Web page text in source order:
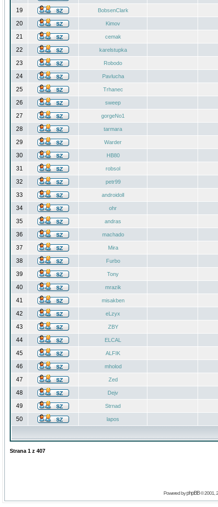
19 BobsenClark
20 Kimov
21 cemak
22 karelstupka
23 Robodo
24 Pavlucha
25 Trhanec
26 sweep
27 gorgeNo1
28 tarmara
29 Warder
30 HB80
31 robsol
32 petr99
33 androidoll
34 ohr
35 andras
36 machado
37 Mira
38 Furbo
39 Tony
40 mrazik
41 misakben
42 eLzyx
43 ZBY
44 ELCAL
45 ALFIK
46 mholod
47 Zed
48 Dejv
49 Strnad
50 lapos
Strana 1 z 407
Powered byphpBB© 2001,